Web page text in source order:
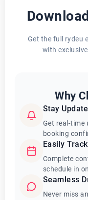
Get the full rydeu
with
Why
Stay
Get real-time
booking
Easily
Complete
schedule in
Seamless
Never miss